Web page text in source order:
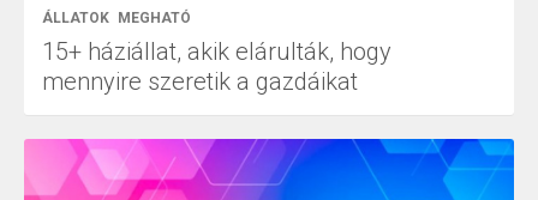
ÁLLATOK MEGHATÓ
15+ háziállat, akik elárulták, hogy
mennyire szeretik a gazdáikat